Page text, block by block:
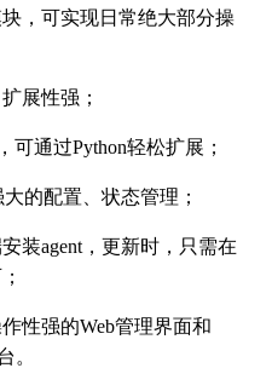
，可实现日常绝大部分操
展性强；
通过Python轻松扩展；
的配置、状态管理；
装agent，更新时，只需在
性强的Web管理界面和
。